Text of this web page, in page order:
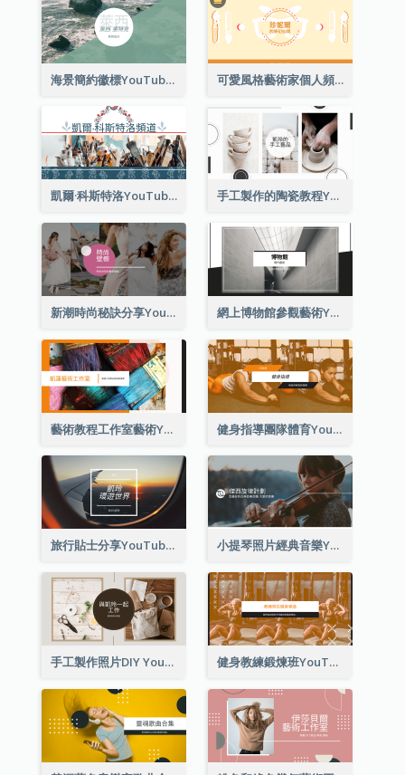
海景簡約徽標YouTube頻道圖片 可愛風格藝術家個人頻道標誌Youtube頻道圖片
凱爾·科斯特洛YouTube頻道圖片 手工製作的陶瓷教程YouTube頻道圖片
新潮時尚秘訣分享YouTube頻道圖片 網上博物館參觀藝術YouTube頻道圖片
藝術教程工作室藝術YouTube頻道圖片 健身指導團隊體育YouTube頻道圖片
旅行貼士分享YouTube頻道圖片 小提琴照片經典音樂YouTube頻道圖片
手工製作照片DIY YouTube頻道圖片 健身教練鍛煉班YouTube頻道圖片